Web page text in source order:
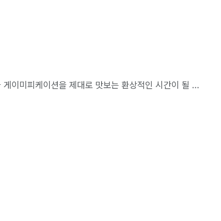
이미피케이션을 제대로 맛보는 환상적인 시간이 될 ...